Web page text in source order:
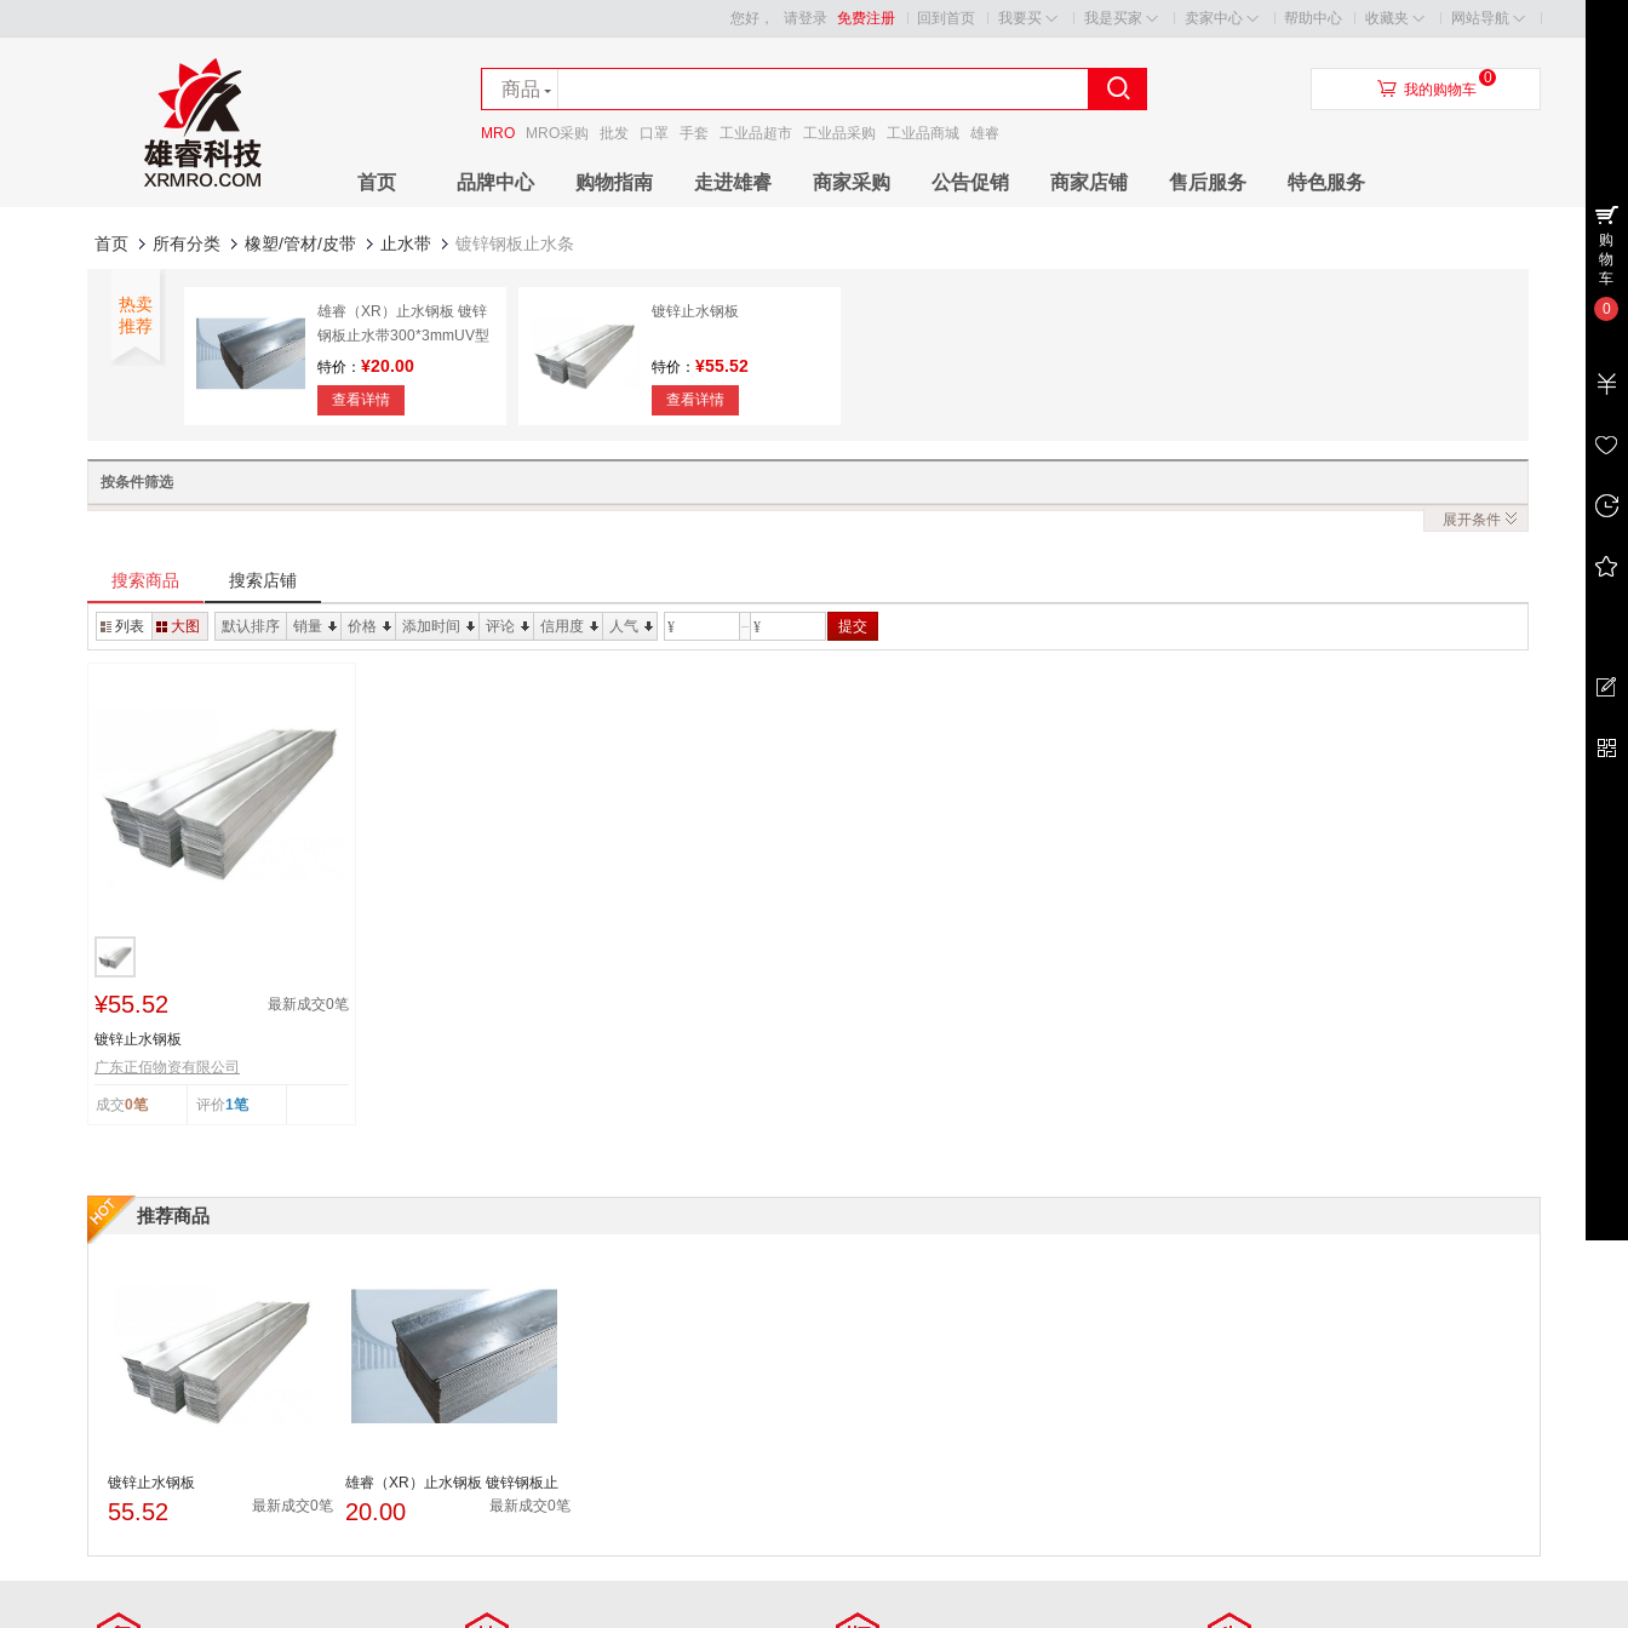
回到首页 我要买 我是买家 卖家中心 帮助中心 收藏夹 网站导航
您好， 请登录 免费注册
商品
店铺
MRO MRO采购 批发 口罩 手套 工业品超市 工业品采购 工业品商城 雄睿
󰃦 我的购物车
0
首页 品牌中心 购物指南 走进雄睿 商家采购 公告促销 商家店铺 售后服务 特色服务
首页 所有分类 橡塑/管材/皮带 止水带 镀锌钢板止水条
热卖
推荐
雄睿（XR）止水钢板 镀锌
钢板止水带300*3mmUV型
钢板止水带
特价： ¥20.00
查看详情
镀锌止水钢板
特价： ¥55.52
查看详情
按条件筛选
展开条件
搜索商品 搜索店铺
列表 大图 默认排序 销量 价格 添加时间 评论 信用度 人气 ¥ ¥ 提交
¥55.52 最新成交0笔
镀锌止水钢板
广东正佰物资有限公司
成交0笔 评价1笔
推荐商品
镀锌止水钢板
55.52 最新成交0笔
雄睿（XR）止水钢板 镀锌钢板止
水带300*3mmUV型钢板止水...
20.00 最新成交0笔
购
物
车
0